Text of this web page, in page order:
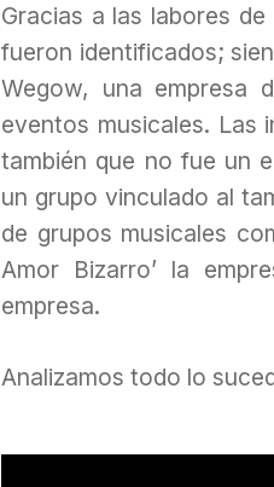
Gracias a las labores
fueron identificados;
Wegow, una empresa
eventos musicales. Las
también que no fue un
un grupo vinculado al
de grupos musicales
Amor Bizarro’ la
empresa.
Analizamos todo lo